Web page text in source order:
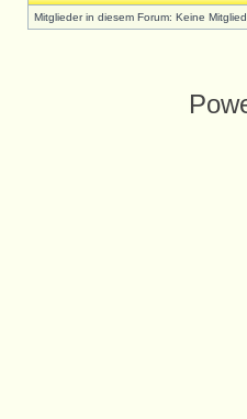
Mitglieder in diesem Forum: Keine